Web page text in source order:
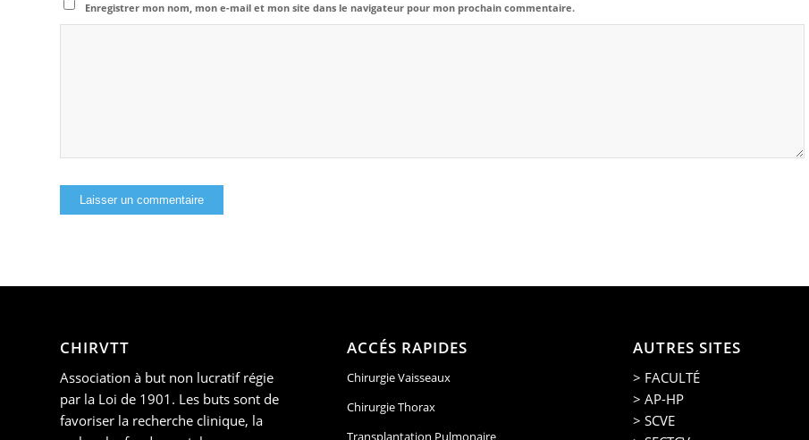
Enregistrer mon nom, mon e-mail et mon site dans le navigateur pour mon prochain commentaire.
CHIRVTT
Association à but non lucratif régie
par la Loi de 1901. Les buts sont de
favoriser la recherche clinique, la
ACCÉS RAPIDES
Chirurgie Vaisseaux
Chirurgie Thorax
Transplantation Pulmonaire
AUTRES SITES
> FACULTÉ
> AP-HP
> SCVE